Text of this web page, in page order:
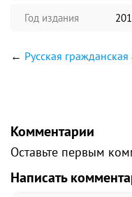
Год издания
← Русская
Комментарии
Оставьте первым
Написать